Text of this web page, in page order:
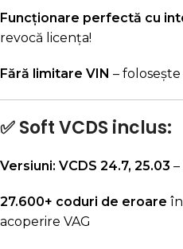
Funcționare perfectă cu
revocă licența!
Fără limitare VIN –
✅ Soft VCDS inclus:
Versiuni: VCDS 24.7, 25.03
27.600+ coduri de eroare
acoperire VAG